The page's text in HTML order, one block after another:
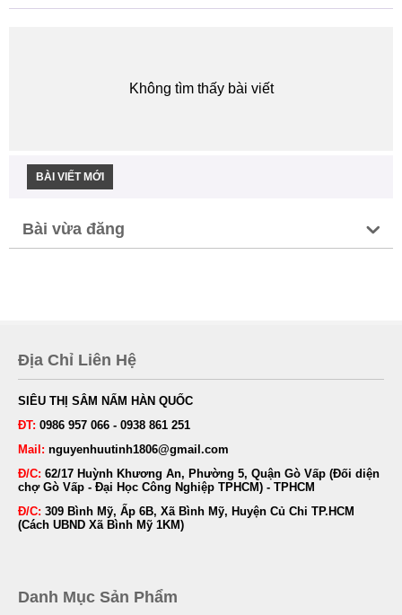
Không tìm thấy bài viết
BÀI VIẾT MỚI
Bài vừa đăng
Địa Chỉ Liên Hệ
SIÊU THỊ SÂM NẤM HÀN QUỐC
ĐT: 0986 957 066 - 0938 861 251
Mail: nguyenhuutinh1806@gmail.com
Đ/C: 62/17 Huỳnh Khương An, Phường 5, Quận Gò Vấp (Đối diện
chợ Gò Vấp - Đại Học Công Nghiệp TPHCM) - TPHCM
Đ/C: 309 Bình Mỹ, Ấp 6B, Xã Bình Mỹ, Huyện Củ Chi TP.HCM
(Cách UBND Xã Bình Mỹ 1KM)
Danh Mục Sản Phẩm